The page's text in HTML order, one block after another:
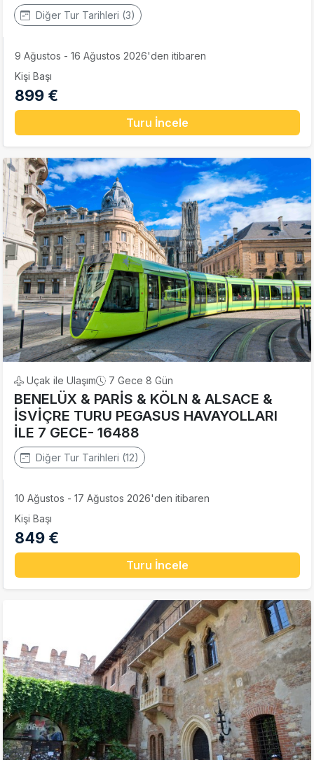
Diğer Tur Tarihleri (3)
9 Ağustos - 16 Ağustos 2026'den itibaren
Kişi Başı
899 €
Turu İncele
Uçak ile Ulaşım 7 Gece 8 Gün
BENELÜX & PARİS & KÖLN & ALSACE &
İSVİÇRE TURU PEGASUS HAVAYOLLARI
İLE 7 GECE- 16488
Diğer Tur Tarihleri (12)
10 Ağustos - 17 Ağustos 2026'den itibaren
Kişi Başı
849 €
Turu İncele